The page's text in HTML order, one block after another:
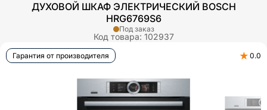
ДУХОВОЙ ШКАФ ЭЛЕКТРИЧЕСКИЙ BOSCH
HRG6769S6
Код товара: 102937
Под заказ
Гарантия от производителя ★ 0.0